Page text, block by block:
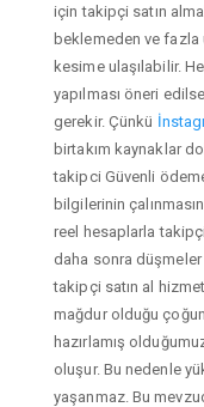
için takipçi satın
beklemeden ve fazla
kesime ulaşılabilir.
yapılması öneri
gerekir. Çünkü
birtakım kaynaklar
takipci Güvenli
bilgilerinin
reel hesaplarla
daha sonra
takipçi satın al
mağdur olduğu
hazırlamış
oluşur. Bu nedenle
yaşanmaz. Bu